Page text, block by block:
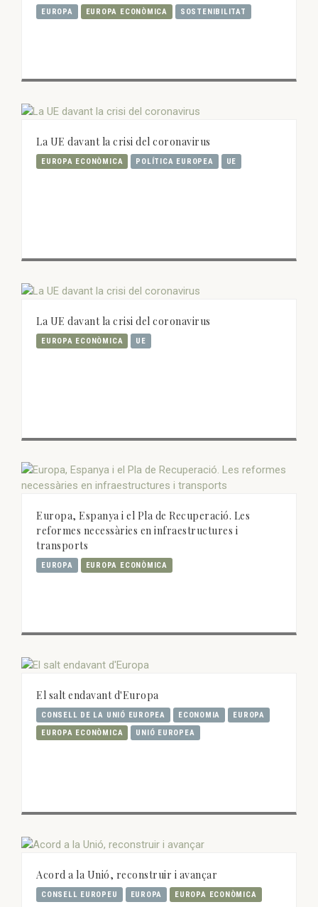
EUROPA EUROPA ECONÒMICA SOSTENIBILITAT
La UE davant la crisi del coronavirus
EUROPA ECONÒMICA POLÍTICA EUROPEA UE
La UE davant la crisi del coronavirus
EUROPA ECONÒMICA UE
Europa, Espanya i el Pla de Recuperació. Les
reformes necessàries en infraestructures i
transports
EUROPA EUROPA ECONÒMICA
El salt endavant d'Europa
CONSELL DE LA UNIÓ EUROPEA ECONOMIA
EUROPA
EUROPA ECONÒMICA
UNIÓ EUROPEA
Acord a la Unió, reconstruir i avançar
CONSELL EUROPEU EUROPA EUROPA ECONÒMICA